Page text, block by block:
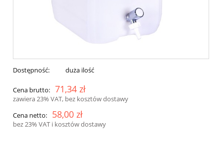
Dostępność: duża ilość
Cena brutto: 71,34 zł
zawiera 23% VAT, bez kosztów dostawy
Cena netto:
58,00 zł
bez 23% VAT i kosztów dostawy